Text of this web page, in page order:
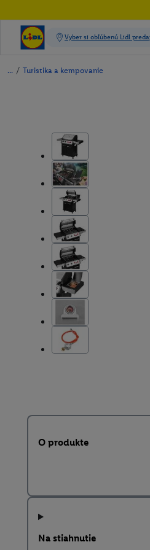
/ Turistika a kempovanie
O produkte
Na stiahnutie